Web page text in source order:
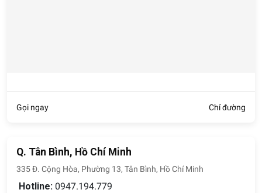
Gọi ngay Chỉ đường
Q. Tân Bình, Hồ Chí Minh
335 Đ. Cộng Hòa, Phường 13, Tân Bình, Hồ Chí Minh
Hotline: 0947.194.779